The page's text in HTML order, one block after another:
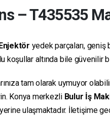
–T435535
yedek parçaları,
koşullar altında bile güvenilir
tam olarak uymuyor
Konya merkezli Bulur İş
yerine ulaşmaktadır.